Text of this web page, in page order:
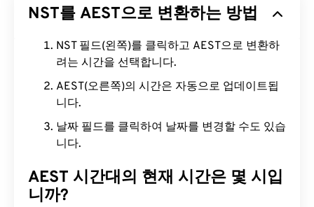
NST를 AEST으로 변환하는 방법
NST 필드(왼쪽)를 클릭하고 AEST으로 변환하
려는 시간을 선택합니다.
AEST(오른쪽)의 시간은 자동으로 업데이트됩
니다.
날짜 필드를 클릭하여 날짜를 변경할 수도 있습
니다.
AEST 시간대의 현재 시간은 몇 시입
니까?